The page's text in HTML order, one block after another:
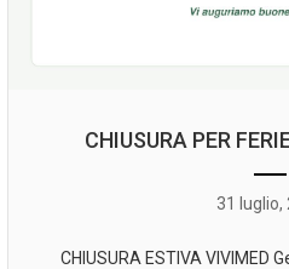
CHIUSURA PER
31 luglio,
CHIUSURA ESTIVA VIVIMED